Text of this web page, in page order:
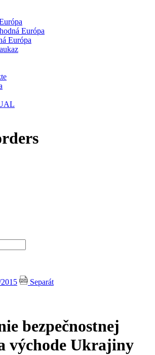
Európa
Európa
Separát
bezpečnostnej
východe Ukrajiny